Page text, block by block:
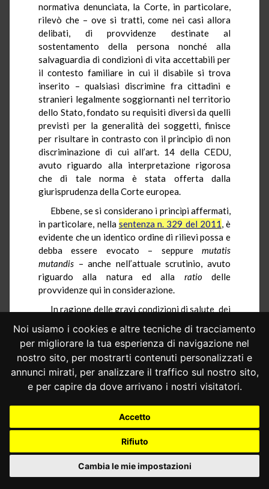
Noi usiamo i cookies e altre tecniche di tracciamento
per migliorare la tua esperienza di navigazione nel
nostro sito, per mostrarti contenuti personalizzati e
annunci mirati, per analizzare il traffico sul nostro sito,
e per capire da dove arrivano i nostri visitatori.
Accetto
Rifiuto
Cambia le mie impostazioni
normativa denunciata, la Corte, in particolare,
rilevò che – ove si tratti, come nei casi allora
delibati, di provvidenze destinate al
sostentamento della persona nonché alla
salvaguardia di condizioni di vita accettabili per
il contesto familiare in cui il disabile si trova
inserito – qualsiasi discrimine fra cittadini e
stranieri legalmente soggiornanti nel territorio
dello Stato, fondato su requisiti diversi da quelli
previsti per la generalità dei soggetti, finisce
per risultare in contrasto con il principio di non
discriminazione di cui all’art. 14 della CEDU,
avuto riguardo alla interpretazione rigorosa
che di tale norma è stata offerta dalla
giurisprudenza della Corte europea.
Ebbene, se si considerano i princìpi affermati,
in particolare, nella sentenza n. 329 del 2011, è
evidente che un identico ordine di rilievi possa e
debba essere evocato – seppure mutatis
mutandis – anche nell’attuale scrutinio, avuto
riguardo alla natura ed alla ratiodelle
provvidenze qui in considerazione.
In ragione delle gravi condizioni di salute dei
fortemente invalidanti (in uno dei due giudizia
quibussi tratta addirittura di un minore),
vengono infatti ad essere coinvolti una serie di
valori di essenziale risalto – quali, in particolare,
la salvaguardia della salute, le esigenze di
disagio sociale, i doveri di assistenza per le
famiglie –, tutti di rilievo costituzionale in
riferimento ai parametri evocati, tra cui spicca
l’art. 2 della Costituzione – al lume, anche, delle
diverse convenzioni internazionali che parimenti
li presidiano – e che rendono priva di